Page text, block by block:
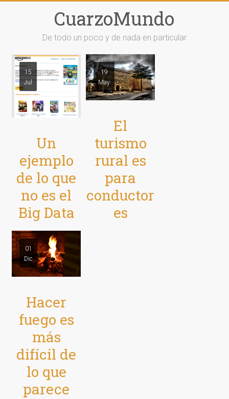
CuarzoMundo
De todo un poco y de nada en particular
15
Jul
Un
ejemplo
de lo que
no es el
Big Data
19
May
El
turismo
rural es
para
conductor
es
01
Dic
Hacer
fuego es
más
difícil de
lo que
parece